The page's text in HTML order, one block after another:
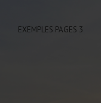
EXEMPLES PAGES 3